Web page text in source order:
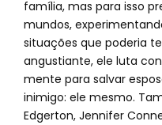
família, mas para isso
mundos,
situações que poderia
angustiante, ele luta
mente para salvar
inimigo: ele mesmo.
Edgerton, Jennifer